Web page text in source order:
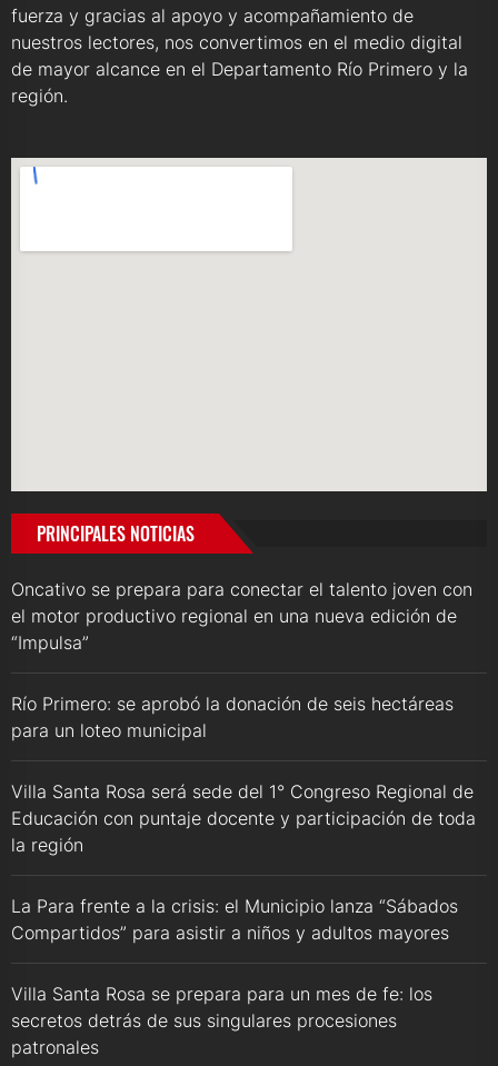
fuerza y gracias al apoyo y acompañamiento de
nuestros lectores, nos convertimos en el medio digital
de mayor alcance en el Departamento Río Primero y la
región.
PRINCIPALES NOTICIAS
Oncativo se prepara para conectar el talento joven con
el motor productivo regional en una nueva edición de
“Impulsa”
Río Primero: se aprobó la donación de seis hectáreas
para un loteo municipal
Villa Santa Rosa será sede del 1° Congreso Regional de
Educación con puntaje docente y participación de toda
la región
La Para frente a la crisis: el Municipio lanza “Sábados
Compartidos” para asistir a niños y adultos mayores
Villa Santa Rosa se prepara para un mes de fe: los
secretos detrás de sus singulares procesiones
patronales